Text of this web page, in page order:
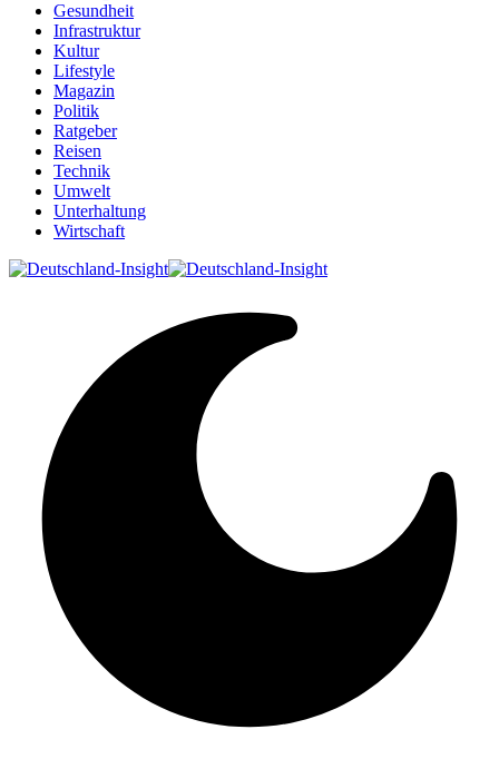
Gesundheit
Infrastruktur
Kultur
Lifestyle
Magazin
Politik
Ratgeber
Reisen
Technik
Umwelt
Unterhaltung
Wirtschaft